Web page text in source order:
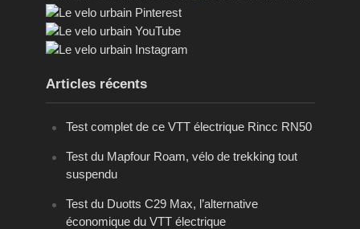
Articles récents
Test complet de ce VTT électrique Rincc RN50
Test du Mapfour Roam, vélo de trekking tout
suspendu
Test du Duotts C29 Max, l’alternative
économique du VTT électrique